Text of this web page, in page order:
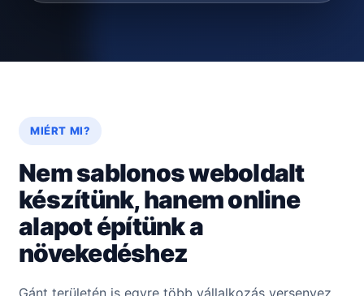
MIÉRT MI?
Nem sablonos weboldalt
készítünk, hanem online
alapot építünk a
növekedéshez